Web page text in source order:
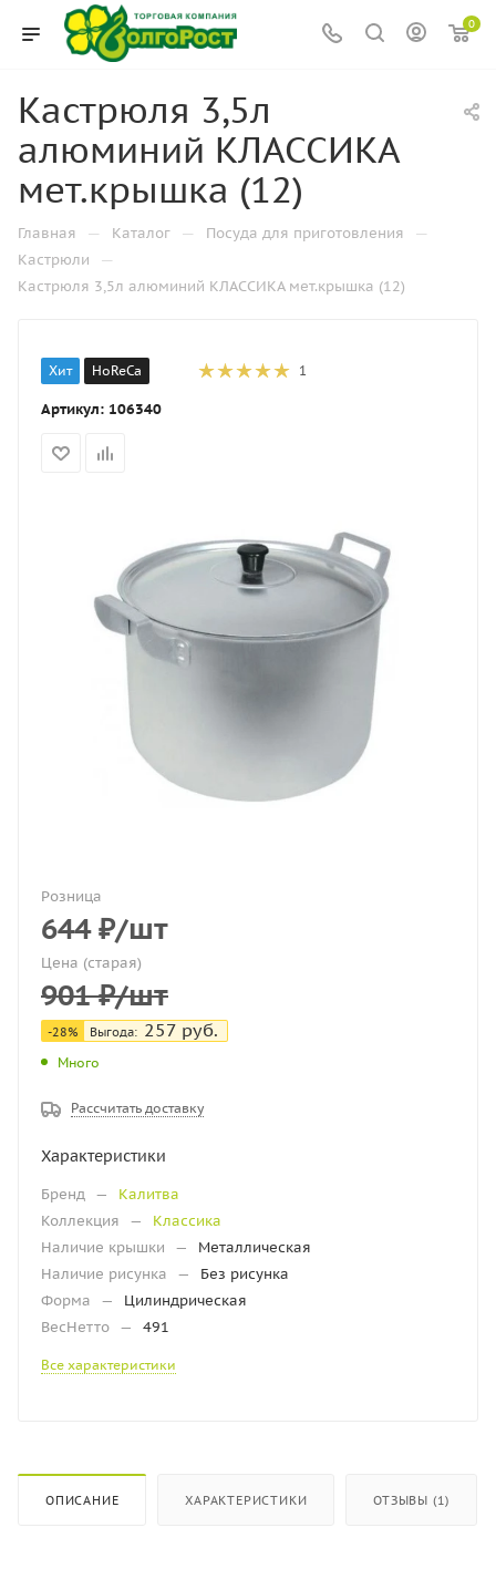
0
Кастрюля 3,5л
алюминий КЛАССИКА
мет.крышка (12)
Главная — Каталог — Посуда для приготовления —
Кастрюли —
Кастрюля 3,5л алюминий КЛАССИКА мет.крышка (12)
Хит HoReCa 1
Артикул: 106340
Розница
644₽/шт
Цена (старая)
901₽/шт
-28% Выгода: 257 руб.
Много
Рассчитать доставку
Характеристики
Бренд —
Калитва
Коллекция
—
Классика
Наличие крышки
—
Металлическая
Наличие рисунка
—
Без рисунка
Форма
—
Цилиндрическая
ВесНетто — 491
Все характеристики
ОПИСАНИЕ ХАРАКТЕРИСТИКИ ОТЗЫВЫ (1)